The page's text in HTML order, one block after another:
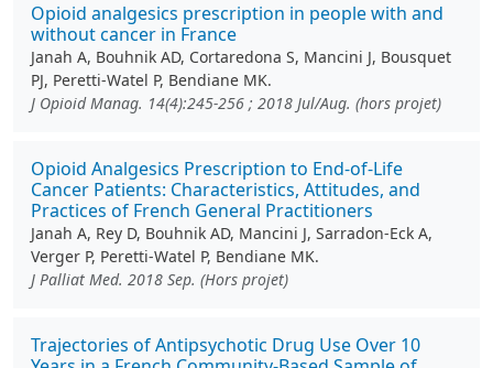
Opioid analgesics prescription in people with and
without cancer in France
Janah A, Bouhnik AD, Cortaredona S, Mancini J, Bousquet
PJ, Peretti-Watel P, Bendiane MK.
J Opioid Manag. 14(4):245-256 ; 2018 Jul/Aug. (hors projet)
Opioid Analgesics Prescription to End-of-Life
Cancer Patients: Characteristics, Attitudes, and
Practices of French General Practitioners
Janah A, Rey D, Bouhnik AD, Mancini J, Sarradon-Eck A,
Verger P, Peretti-Watel P, Bendiane MK.
J Palliat Med. 2018 Sep. (Hors projet)
Trajectories of Antipsychotic Drug Use Over 10